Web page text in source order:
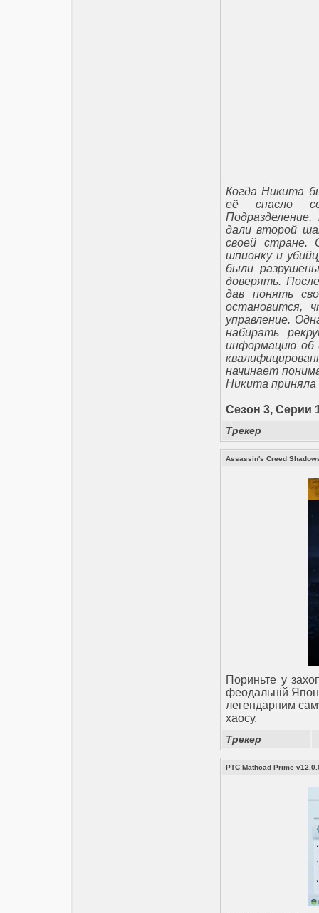
Когда Никита
её спасло
дали второй
своей стране.
шпионку и
были
доверять.
дав понять
остановится,
управление.
набирать
информацию об
начинает
Никита
Сезон 3, Серии
Трекер
Assassin's Creed
Пориньте у
феодальній
легендарним
хаосу.
Трекер
PTC Mathcad Prime